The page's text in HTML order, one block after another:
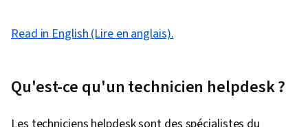
Read in English (Lire en anglais).
Qu'est-ce qu'un technicien helpdesk ?